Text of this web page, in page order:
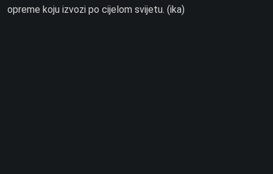
opreme koju izvozi po cijelom svijetu. (ika)